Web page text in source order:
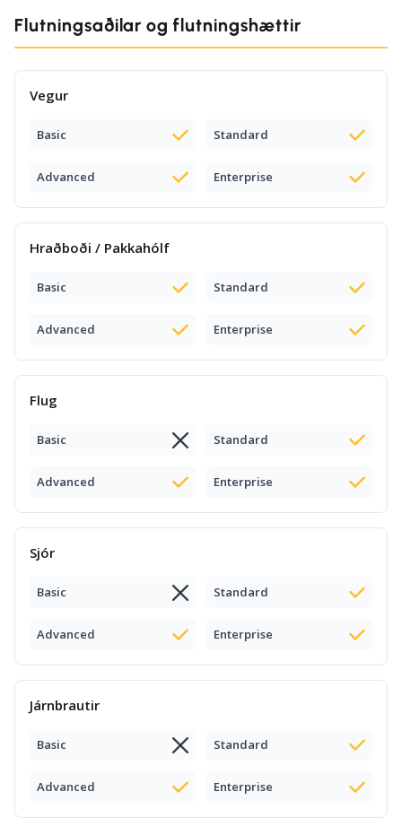
Flutningsaðilar og flutningshættir
Vegur
Basic Standard
Advanced Enterprise
Hraðboði / Pakkahólf
Basic Standard
Advanced Enterprise
Flug
Basic Standard
Advanced Enterprise
Sjór
Basic Standard
Advanced Enterprise
Járnbrautir
Basic Standard
Advanced Enterprise